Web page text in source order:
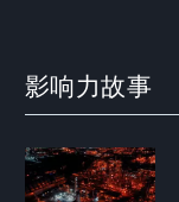
影响力故事